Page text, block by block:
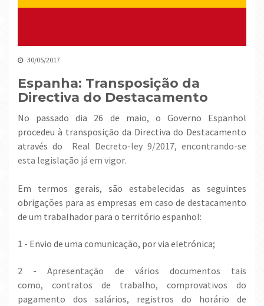
30/05/2017
Espanha: Transposição da
Directiva do Destacamento
No passado dia 26 de maio, o Governo Espanhol
procedeu à transposição da Directiva do Destacamento
através do
Real Decreto-ley 9/2017, encontrando-se
esta legislação já em vigor.
Em termos gerais, são estabelecidas as seguintes
obrigações para as empresas em caso de destacamento
de um trabalhador para o território espanhol:
1 - Envio de uma comunicação, por via eletrónica;
2 - Apresentação de vários documentos tais
como, contratos de trabalho, comprovativos do
pagamento dos salários, registros do horário de